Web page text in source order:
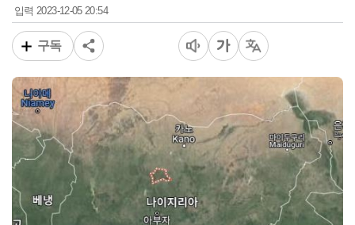
입력2023-12-05 20:54
구독